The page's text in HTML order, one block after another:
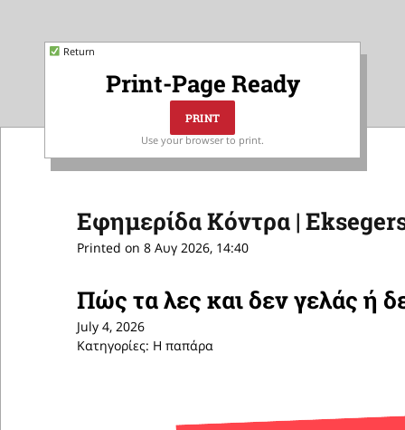
Return
Print-Page Ready
Use your browser to print.
Εφημερίδα Κόντρα |
Printed on 8 Αυγ 2026, 14:40
Πώς τα λες και δεν γελάς ή
July 4, 2026
Κατηγορίες: Η παπάρα